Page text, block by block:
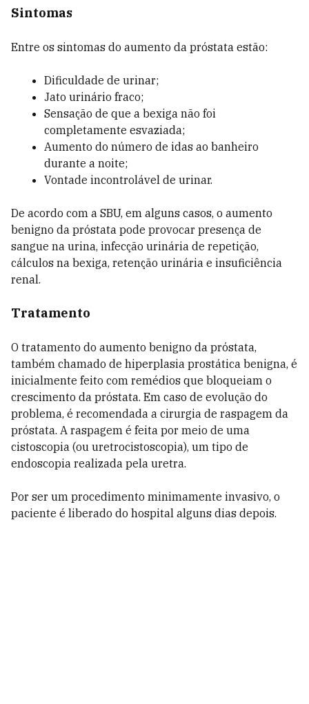
Sintomas
Entre os sintomas do aumento da próstata estão:
Dificuldade de urinar;
Jato urinário fraco;
Sensação de que a bexiga não foi
completamente esvaziada;
Aumento do número de idas ao banheiro
durante a noite;
Vontade incontrolável de urinar.
De acordo com a SBU, em alguns casos, o aumento
benigno da próstata pode provocar presença de
sangue na urina, infecção urinária de repetição,
cálculos na bexiga, retenção urinária e insuficiência
renal.
Tratamento
O tratamento do aumento benigno da próstata,
também chamado de hiperplasia prostática benigna, é
inicialmente feito com remédios que bloqueiam o
crescimento da próstata. Em caso de evolução do
problema, é recomendada a cirurgia de raspagem da
próstata. A raspagem é feita por meio de uma
cistoscopia (ou uretrocistoscopia), um tipo de
endoscopia realizada pela uretra.
Por ser um procedimento minimamente invasivo, o
paciente é liberado do hospital alguns dias depois.